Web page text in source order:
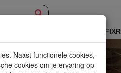
TABLEFIXR
Naast functionele cookies,
cookies om je ervaring op